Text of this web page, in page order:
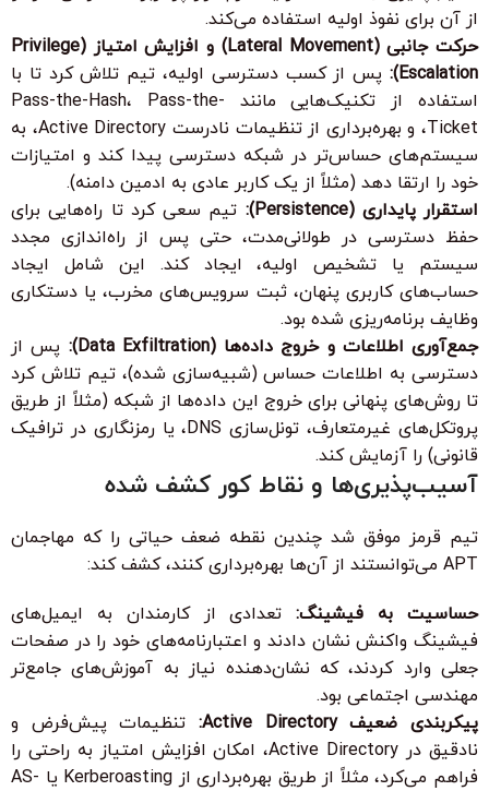
از آن برای نفوذ اولیه استفاده می‌کند.
حرکت جانبی (Lateral Movement) و افزایش امتیاز (Privilege
Escalation):
پس از کسب دسترسی اولیه، تیم تلاش کرد تا با
استفاده از تکنیک‌هایی مانند Pass-the-Hash، Pass-the-
Ticket، و بهره‌برداری از تنظیمات نادرست Active Directory، به
سیستم‌های حساس‌تر در شبکه دسترسی پیدا کند و امتیازات
خود را ارتقا دهد (مثلاً از یک کاربر عادی به ادمین دامنه).
استقرار پایداری (Persistence):
تیم سعی کرد تا راه‌هایی برای
حفظ دسترسی در طولانی‌مدت، حتی پس از راه‌اندازی مجدد
سیستم یا تشخیص اولیه، ایجاد کند. این شامل ایجاد
حساب‌های کاربری پنهان، ثبت سرویس‌های مخرب، یا دستکاری
وظایف برنامه‌ریزی شده بود.
جمع‌آوری اطلاعات و خروج داده‌ها (Data Exfiltration):
پس از
دسترسی به اطلاعات حساس (شبیه‌سازی شده)، تیم تلاش کرد
تا روش‌های پنهانی برای خروج این داده‌ها از شبکه (مثلاً از طریق
پروتکل‌های غیرمتعارف، تونل‌سازی DNS، یا رمزنگاری در ترافیک
قانونی) را آزمایش کند.
آسیب‌پذیری‌ها و نقاط کور کشف شده
تیم قرمز موفق شد چندین نقطه ضعف حیاتی را که مهاجمان
APT می‌توانستند از آن‌ها بهره‌برداری کنند، کشف کند:
حساسیت به فیشینگ:تعدادی از کارمندان به ایمیل‌های
فیشینگ واکنش نشان دادند و اعتبارنامه‌های خود را در صفحات
جعلی وارد کردند، که نشان‌دهنده نیاز به آموزش‌های جامع‌تر
مهندسی اجتماعی بود.
پیکربندی ضعیف Active Directory:
تنظیمات پیش‌فرض و
نادقیق در Active Directory، امکان افزایش امتیاز به راحتی را
فراهم می‌کرد، مثلاً از طریق بهره‌برداری از Kerberoasting یا AS-